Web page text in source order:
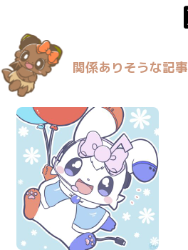
関係ありそうな記事